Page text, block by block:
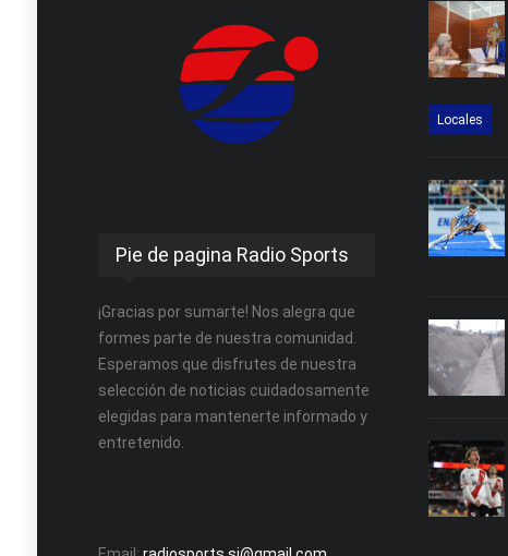
Pie de pagina Radio Sports
¡Gracias por sumarte! Nos alegra que
formes parte de nuestra comunidad.
Esperamos que disfrutes de nuestra
selección de noticias cuidadosamente
elegidas para mantenerte informado y
entretenido.
Locales